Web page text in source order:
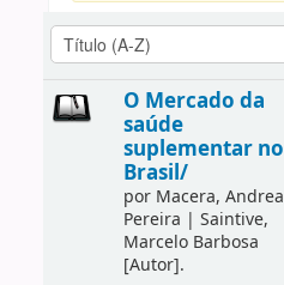
O Mercado da
saúde
suplementar no
Brasil/
por Macera, Andrea
Pereira | Saintive,
Marcelo Barbosa
[Autor].